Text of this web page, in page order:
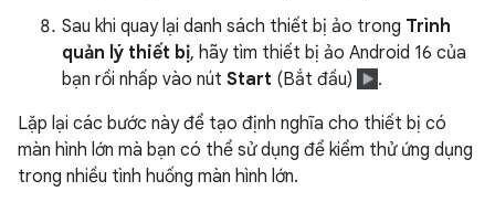
Sau khi quay lại danh sách thiết bị ảo trong Trình
quản lý thiết bị, hãy tìm thiết bị ảo Android 16 của
bạn rồi nhấp vào nút Start (Bắt đầu)
.
Lặp lại các bước này để tạo định nghĩa cho thiết bị có
màn hình lớn mà bạn có thể sử dụng để kiểm thử ứng dụng
trong nhiều tình huống màn hình lớn.